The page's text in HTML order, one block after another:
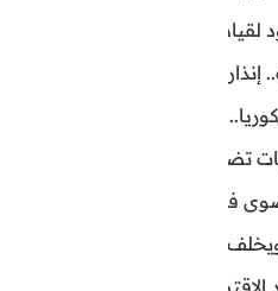
لقيادة منتخب كوت ديفوار
إنذاران جديدان بسبب الأمطار
وفيات وإصابات ونفوق مئات
حر شديدة
ويخلف عشرات الجرحى